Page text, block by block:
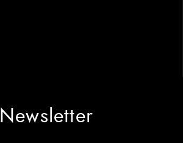
Newsletter